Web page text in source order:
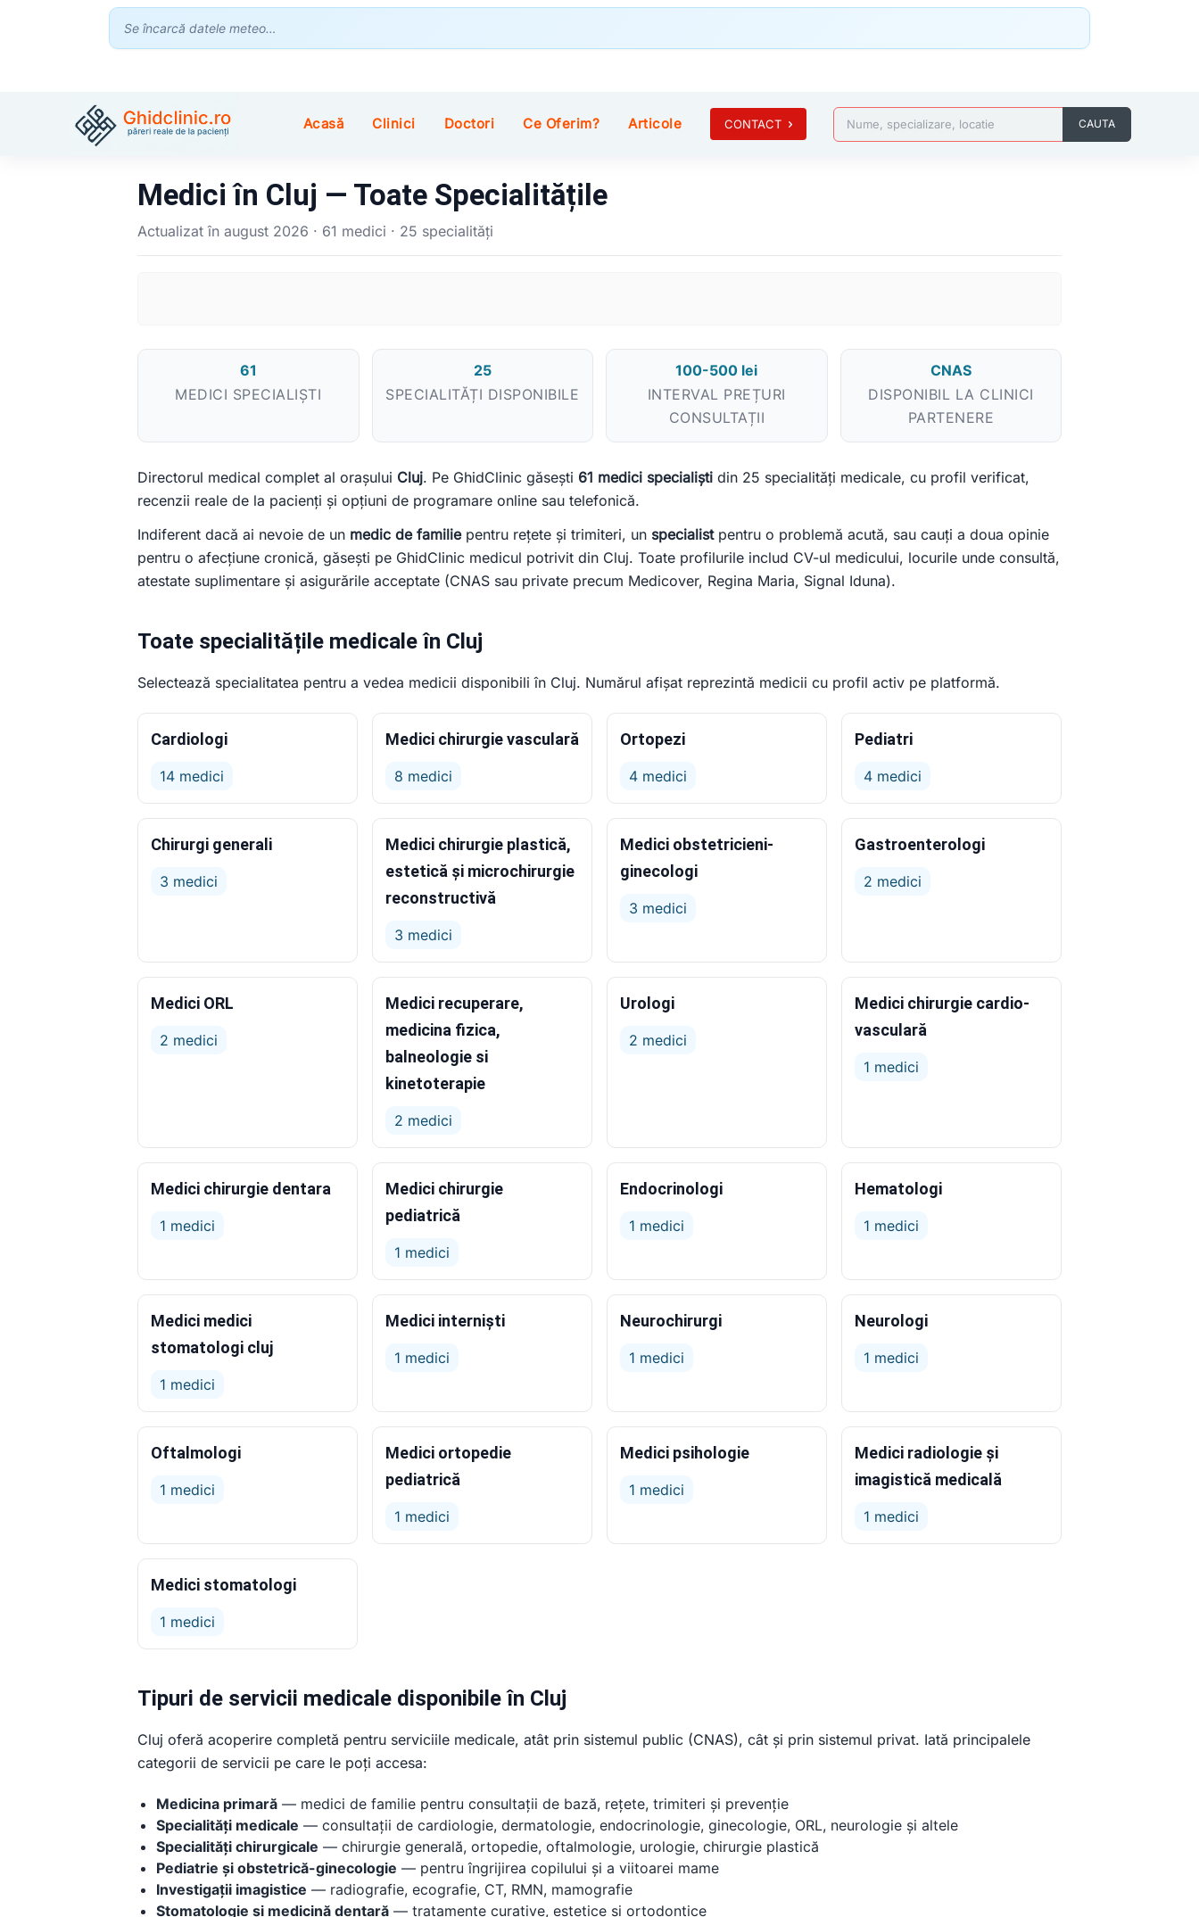
Se încarcă datele meteo…
Acasă Clinici Doctori Ce Oferim? Articole CONTACT Nume, specializare, locatie CAUTA
Medici în Cluj — Toate Specialitățile
Actualizat în august 2026 · 61 medici · 25 specialități
61
MEDICI SPECIALIȘTI
25
SPECIALITĂȚI DISPONIBILE
100-500 lei
INTERVAL PREȚURI
CONSULTAȚII
CNAS
DISPONIBIL LA CLINICI
PARTENERE
Directorul medical complet al orașului Cluj. Pe GhidClinic găsești 61 medici specialiști din 25 specialități medicale, cu profil verificat,
recenzii reale de la pacienți și opțiuni de programare online sau telefonică.
Indiferent dacă ai nevoie de un medic de familiepentru rețete și trimiteri, un specialistpentru o problemă acută, sau cauți a doua opinie
pentru o afecțiune cronică, găsești pe GhidClinic medicul potrivit din Cluj. Toate profilurile includ CV-ul medicului, locurile unde consultă,
atestate suplimentare și asigurările acceptate (CNAS sau private precum Medicover, Regina Maria, Signal Iduna).
Toate specialitățile medicale în Cluj
Selectează specialitatea pentru a vedea medicii disponibili în Cluj. Numărul afișat reprezintă medicii cu profil activ pe platformă.
Cardiologi
14 medici
Medici chirurgie vasculară
8 medici
Ortopezi
4 medici
Pediatri
4 medici
Chirurgi generali
3 medici
Medici chirurgie plastică,
estetică și microchirurgie
reconstructivă
3 medici
Medici obstetricieni-
ginecologi
3 medici
Gastroenterologi
2 medici
Medici ORL
2 medici
Medici recuperare,
medicina fizica,
balneologie si
kinetoterapie
2 medici
Urologi
2 medici
Medici chirurgie cardio-
vasculară
1 medici
Medici chirurgie dentara
1 medici
Medici chirurgie
pediatrică
1 medici
Endocrinologi
1 medici
Hematologi
1 medici
Medici medici
stomatologi cluj
1 medici
Medici interniști
1 medici
Neurochirurgi
1 medici
Neurologi
1 medici
Oftalmologi
1 medici
Medici ortopedie
pediatrică
1 medici
Medici psihologie
1 medici
Medici radiologie și
imagistică medicală
1 medici
Medici stomatologi
1 medici
Tipuri de servicii medicale disponibile în Cluj
Cluj oferă acoperire completă pentru serviciile medicale, atât prin sistemul public (CNAS), cât și prin sistemul privat. Iată principalele
categorii de servicii pe care le poți accesa:
Medicina primară — medici de familie pentru consultații de bază, rețete, trimiteri și prevenție
Specialități medicale — consultații de cardiologie, dermatologie, endocrinologie, ginecologie, ORL, neurologie și altele
Specialități chirurgicale — chirurgie generală, ortopedie, oftalmologie, urologie, chirurgie plastică
Pediatrie și obstetrică-ginecologie — pentru îngrijirea copilului și a viitoarei mame
Investigații imagistice — radiografie, ecografie, CT, RMN, mamografie
Stomatologie și medicină dentară — tratamente curative, estetice și ortodontice